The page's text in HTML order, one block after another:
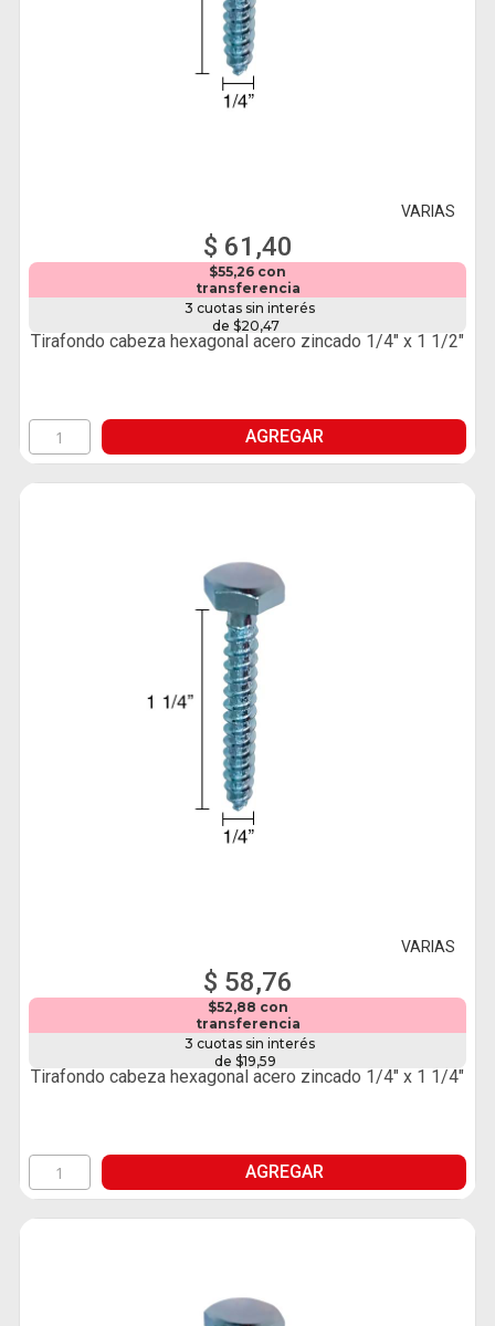
VARIAS
$ 61,40
$55,26 con
transferencia
3 cuotas sin interés
de $20,47
Tirafondo cabeza hexagonal acero zincado 1/4" x 1 1/2"
AGREGAR
VARIAS
$ 58,76
$52,88 con
transferencia
3 cuotas sin interés
de $19,59
Tirafondo cabeza hexagonal acero zincado 1/4" x 1 1/4"
AGREGAR